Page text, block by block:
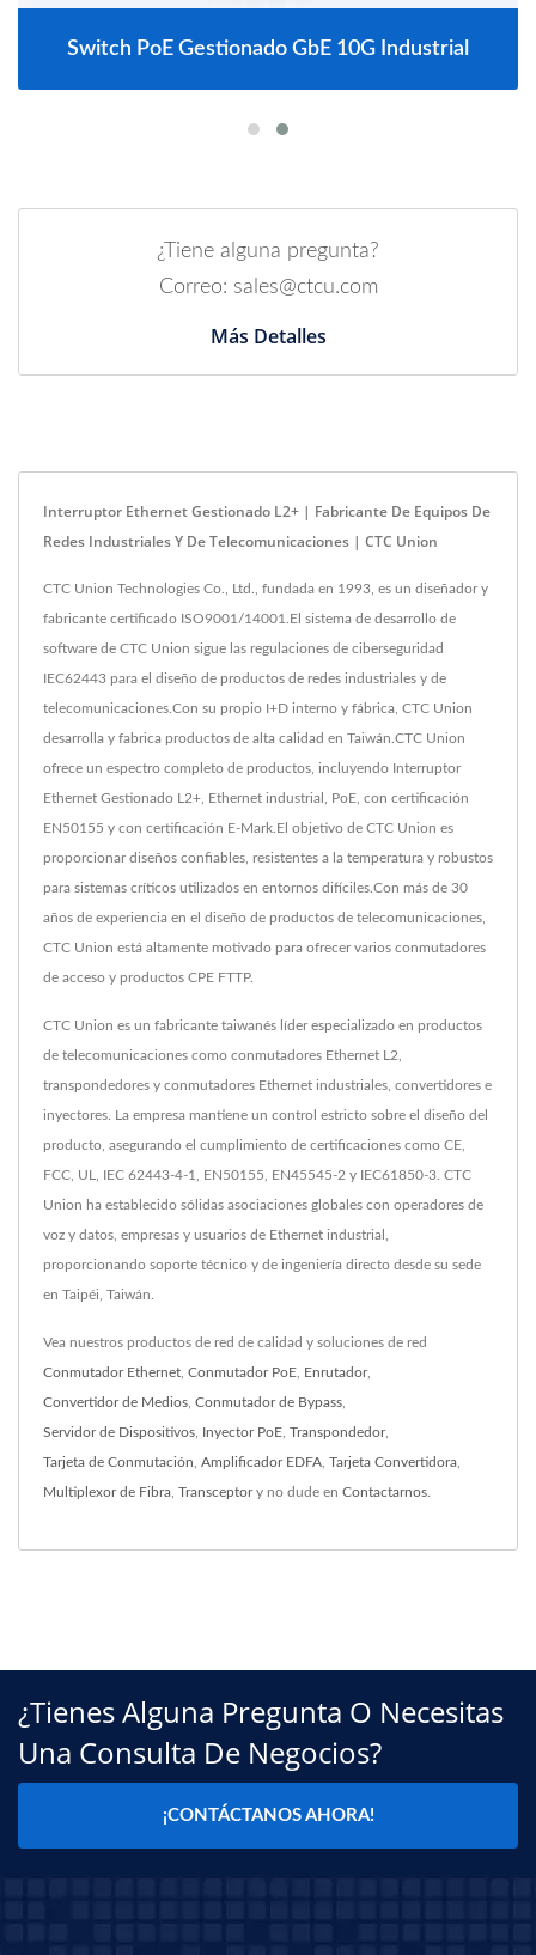
Switch PoE Gestionado GbE 10G Industrial
¿Tiene alguna pregunta?
Correo: sales@ctcu.com
Más Detalles
Interruptor Ethernet Gestionado L2+ | Fabricante De Equipos De
Redes Industriales Y De Telecomunicaciones | CTC Union
CTC Union Technologies Co., Ltd., fundada en 1993, es un diseñador y
fabricante certificado ISO9001/14001.El sistema de desarrollo de
software de CTC Union sigue las regulaciones de ciberseguridad
IEC62443 para el diseño de productos de redes industriales y de
telecomunicaciones.Con su propio I+D interno y fábrica, CTC Union
desarrolla y fabrica productos de alta calidad en Taiwán.CTC Union
ofrece un espectro completo de productos, incluyendo Interruptor
Ethernet Gestionado L2+, Ethernet industrial, PoE, con certificación
EN50155 y con certificación E-Mark.El objetivo de CTC Union es
proporcionar diseños confiables, resistentes a la temperatura y robustos
para sistemas críticos utilizados en entornos difíciles.Con más de 30
años de experiencia en el diseño de productos de telecomunicaciones,
CTC Union está altamente motivado para ofrecer varios conmutadores
de acceso y productos CPE FTTP.
CTC Union es un fabricante taiwanés líder especializado en productos
de telecomunicaciones como conmutadores Ethernet L2,
transpondedores y conmutadores Ethernet industriales, convertidores e
inyectores. La empresa mantiene un control estricto sobre el diseño del
producto, asegurando el cumplimiento de certificaciones como CE,
FCC, UL, IEC 62443-4-1, EN50155, EN45545-2 y IEC61850-3. CTC
Union ha establecido sólidas asociaciones globales con operadores de
voz y datos, empresas y usuarios de Ethernet industrial,
proporcionando soporte técnico y de ingeniería directo desde su sede
en Taipéi, Taiwán.
Vea nuestros productos de red de calidad y soluciones de red
Conmutador Ethernet Conmutador PoE Enrutador,
Convertidor de Medios Conmutador de Bypass
Servidor de Dispositivos Inyector PoE Transpondedor,
Tarjeta de Conmutación Amplificador EDFA Tarjeta Convertidora
Multiplexor de Fibra Transceptory no dude en Contactarnos
¿Tienes Alguna Pregunta O Necesitas
Una Consulta De Negocios?
¡CONTÁCTANOS AHORA!